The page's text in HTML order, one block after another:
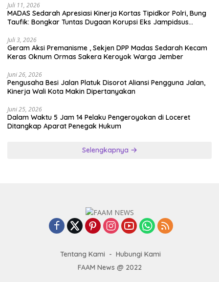
Juli 11, 2026
MADAS Sedarah Apresiasi Kinerja Kortas Tipidkor Polri, Bung
Taufik: Bongkar Tuntas Dugaan Korupsi Eks Jampidsus
Juli 3, 2026
Geram Aksi Premanisme , Sekjen DPP Madas Sedarah Kecam
Keras Oknum Ormas Sakera Keroyok Warga Jember
Juni 26, 2026
Pengusaha Besi Jalan Platuk Disorot Aliansi Pengguna Jalan,
Kinerja Wali Kota Makin Dipertanyakan
Juni 25, 2026
Dalam Waktu 5 Jam 14 Pelaku Pengeroyokan di Loceret
Ditangkap Aparat Penegak Hukum
Selengkapnya
Tentang Kami
Hubungi Kami
FAAM News @ 2022